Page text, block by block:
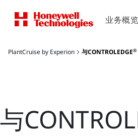
业务概
PlantCruise by Experion 与CONTROLEDGE®
与